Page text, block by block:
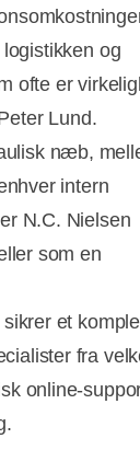
og
ofte er
Lund.
næb,
intern
N.C. Nielsen
som en
et
fra
online-